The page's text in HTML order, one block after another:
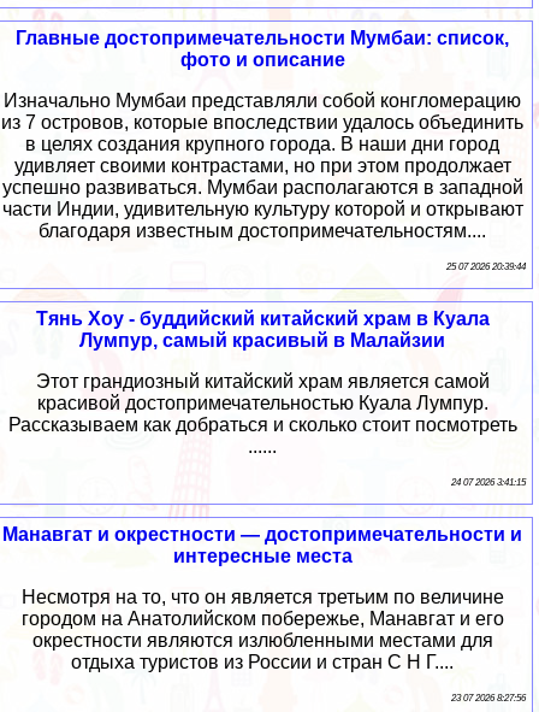
Главные достопримечательности Мумбаи: список,
фото и описание
Изначально Мумбаи представляли собой конгломерацию
из 7 островов, которые впоследствии удалось объединить
в целях создания крупного города. В наши дни город
удивляет своими контрастами, но при этом продолжает
успешно развиваться. Мумбаи располагаются в западной
части Индии, удивительную культуру которой и открывают
благодаря известным достопримечательностям....
25 07 2026 20:39:44
Тянь Хоу - буддийский китайский храм в Куала
Лумпур, самый красивый в Малайзии
Этот грандиозный китайский храм является самой
красивой достопримечательностью Куала Лумпур.
Рассказываем как добраться и сколько стоит посмотреть
......
24 07 2026 3:41:15
Манавгат и окрестности — достопримечательности и
интересные места
Несмотря на то, что он является третьим по величине
городом на Анатолийском побережье, Манавгат и его
окрестности являются излюбленными местами для
отдыха туристов из России и стран С Н Г....
23 07 2026 8:27:56